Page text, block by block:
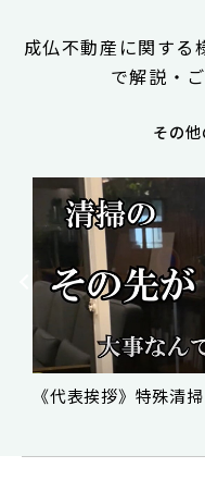
成仏不動産に関する
で解説・
その
《代表挨拶》特殊清